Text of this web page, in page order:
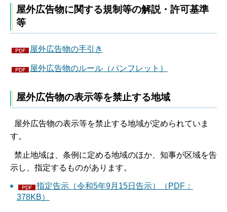
屋外広告物に関する規制等の解説・許可基準
等
屋外広告物の手引き
屋外広告物のルール（パンフレット）
屋外広告物の表示等を禁止する地域
屋外広告物の表示等を禁止する地域が定められていま
す。
禁止地域は、条例に定める地域のほか、知事が区域を告
示し、指定するものがあります。
指定告示（令和5年9月15日告示）（PDF：
378KB）